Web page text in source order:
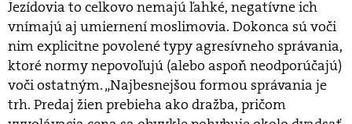
Jezídovia to celkovo nemajú ľahké, negatívne ich
vnímajú aj umiernení moslimovia. Dokonca sú voči
nim explicitne povolené typy agresívneho správania,
ktoré normy nepovoľujú (alebo aspoň neodporúčajú)
voči ostatným. „Najbesnejšou formou správania je
trh. Predaj žien prebieha ako dražba, pričom